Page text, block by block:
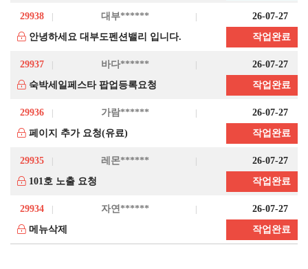
29938 대부******
26-07-27
안녕하세요 대부도펜션밸리 입니다.
작업완료
29937 바다******
26-07-27
숙박세일페스타 팝업등록요청
작업완료
29936 가람******
26-07-27
페이지 추가 요청(유료)
작업완료
29935 레몬******
26-07-27
101호 노출 요청
작업완료
29934 자연******
26-07-27
메뉴삭제
작업완료